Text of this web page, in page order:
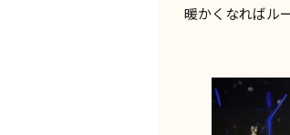
暖かくなればル